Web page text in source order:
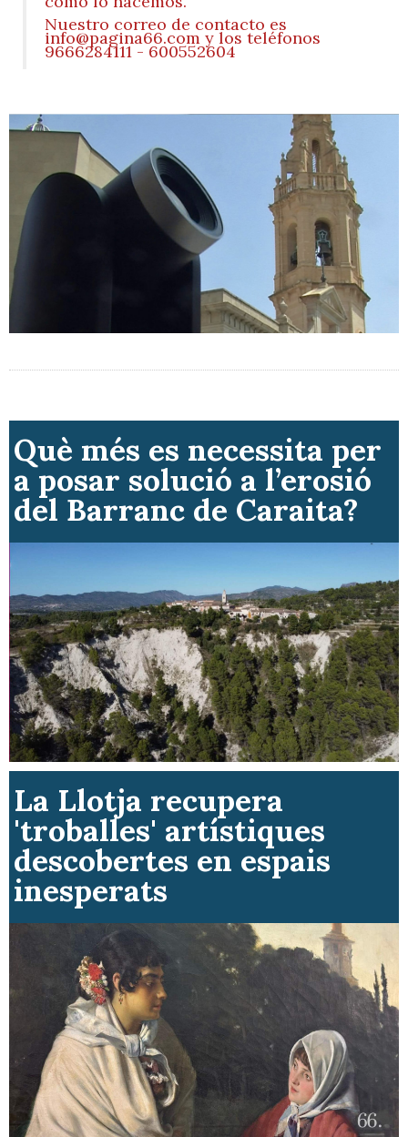
Nuestro correo de contacto es
info@pagina66.com y los teléfonos
9666284111 - 600552604
Què més es necessita per
a posar solució a l’erosió
del Barranc de Caraita?
La Llotja recupera
'troballes' artístiques
descobertes en espais
inesperats